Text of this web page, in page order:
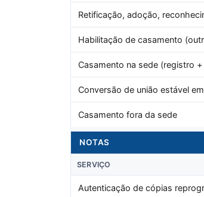
Retificação, adoção,
Habilitação de casamento
Casamento na sede (registro
Conversão de união estável
Casamento fora da sede
NOTAS
SERVIÇO
Autenticação de cópias